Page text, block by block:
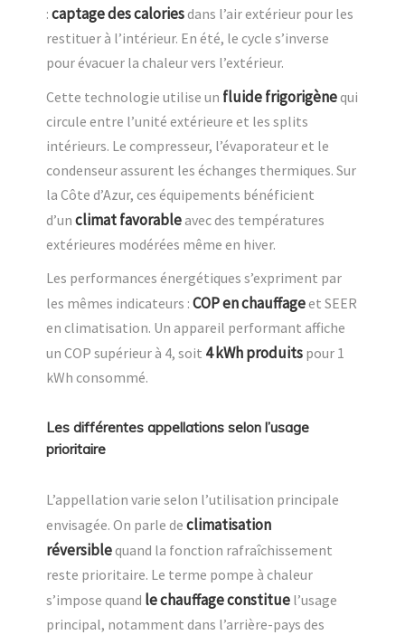
: captage des caloriesdans l’air extérieur pour les
restituer à l’intérieur. En été, le cycle s’inverse
pour évacuer la chaleur vers l’extérieur.
Cette technologie utilise un fluide frigorigènequi
circule entre l’unité extérieure et les splits
intérieurs. Le compresseur, l’évaporateur et le
condenseur assurent les échanges thermiques. Sur
la Côte d’Azur, ces équipements bénéficient
d’un climat favorableavec des températures
extérieures modérées même en hiver.
Les performances énergétiques s’expriment par
les mêmes indicateurs : COP en chauffageet SEER
en climatisation. Un appareil performant affiche
un COP supérieur à 4, soit 4 kWh produits pour 1
kWh consommé.
Les différentes appellations selon l’usage
prioritaire
L’appellation varie selon l’utilisation principale
envisagée. On parle de climatisation
réversiblequand la fonction rafraîchissement
reste prioritaire. Le terme pompe à chaleur
s’impose quand le chauffage constitue l’usage
principal, notamment dans l’arrière-pays des